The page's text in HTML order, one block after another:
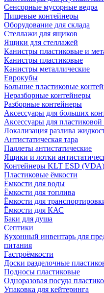
Сенсорные мусорные ведра
Пищевые контейнеры
Оборудование для склада
Стеллажи для ящиков
Ящики для стеллажей
Канистры пластиковые и
Канистры пластиковые
Канистры металлические
Еврокубы
Большие пластиковые
Неразборные контейнеры
Разборные контейнеры
Аксессуары для больших
Аксессуары для
Локализация разлива
Антистатическая тара
Паллеты антистатические
Ящики и лотки
Контейнеры KLT ESD (VDA)
Пластиковые ёмкости
Ёмкости для воды
Ёмкости для топлива
Ёмкости для
Ёмкости для КАС
Баки для душа
Септики
Кухонный инвентарь для
питания
Гастроёмкости
Доски разделочные
Подносы пластиковые
Одноразовая посуда
Упаковка для кейтеринга